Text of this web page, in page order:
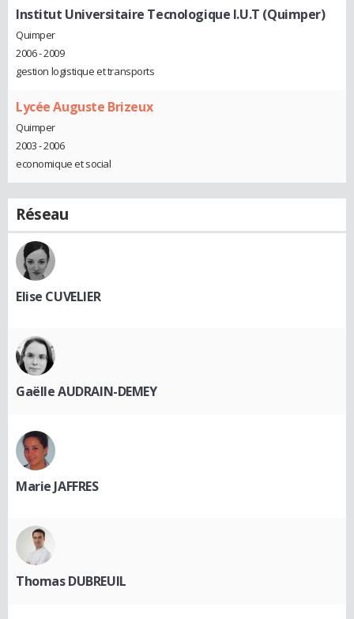
Institut Universitaire Tecnologique I.U.T (Quimper)
Quimper
2006 - 2009
gestion logistique et transports
Lycée Auguste Brizeux
Quimper
2003 - 2006
economique et social
Réseau
Elise CUVELIER
Gaëlle AUDRAIN-DEMEY
Marie JAFFRES
Thomas DUBREUIL